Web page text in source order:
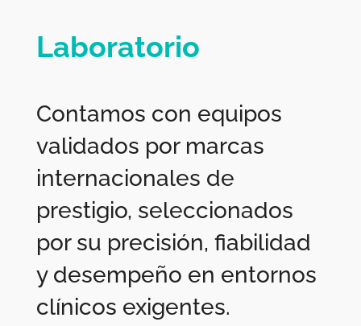
Laboratorio
Contamos con equipos
validados por marcas
internacionales de
prestigio, seleccionados
por su precisión, fiabilidad
y desempeño en entornos
clínicos exigentes.